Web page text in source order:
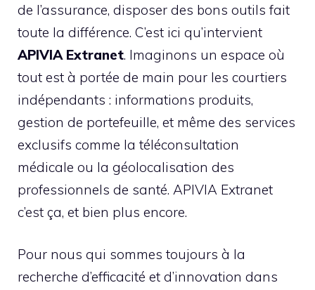
de l’assurance, disposer des bons outils fait
toute la différence. C’est ici qu’intervient
APIVIA Extranet. Imaginons un espace où
tout est à portée de main pour les courtiers
indépendants : informations produits,
gestion de portefeuille, et même des services
exclusifs comme la téléconsultation
médicale ou la géolocalisation des
professionnels de santé. APIVIA Extranet
c’est ça, et bien plus encore.
Pour nous qui sommes toujours à la
recherche d’efficacité et d’innovation dans